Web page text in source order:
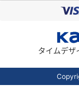
タイムデザ